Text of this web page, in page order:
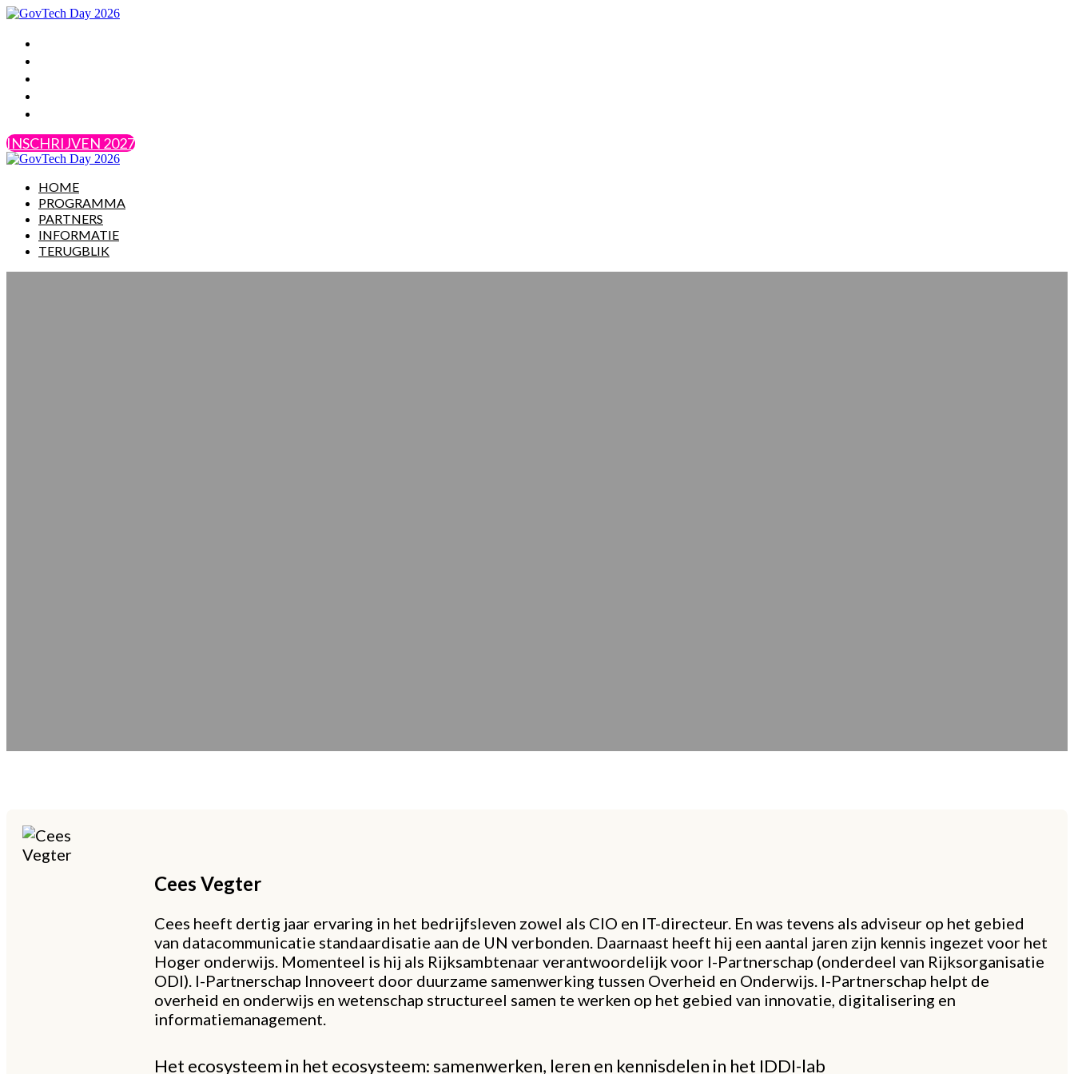
INSCHRIJVEN 2027
HOME
PROGRAMMA
PARTNERS
INFORMATIE
TERUGBLIK
CeesVegter
Cees heeft dertig jaar ervaring in het bedrijfsleven zowel als CIO en IT-directeur. En was tevens als adviseur op het gebied
van datacommunicatie standaardisatie aan de UN verbonden. Daarnaast heeft hij een aantal jaren zijn kennis ingezet voor het
Hoger onderwijs. Momenteel is hij als Rijksambtenaar verantwoordelijk voor I-Partnerschap (onderdeel van Rijksorganisatie
ODI). I-Partnerschap Innoveert door duurzame samenwerking tussen Overheid en Onderwijs. I-Partnerschap helpt de
overheid en onderwijs en wetenschap structureel samen te werken op het gebied van innovatie, digitalisering en
informatiemanagement.
Het ecosysteem in het ecosysteem: samenwerken, leren en kennisdelen in het IDDI-lab